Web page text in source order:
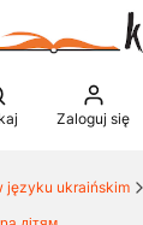
Zaloguj się
języku ukraińskim